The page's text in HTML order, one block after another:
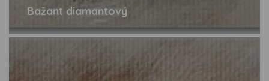
Bažant diamantový